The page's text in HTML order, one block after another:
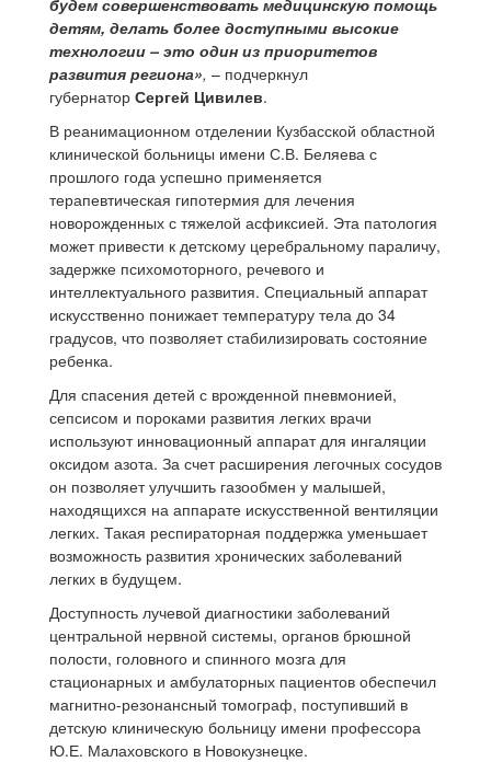
будем совершенствовать медицинскую помощь
детям, делать более доступными высокие
технологии – это один из приоритетов
развития региона», – подчеркнул
губернатор Сергей Цивилев.
В реанимационном отделении Кузбасской областной
клинической больницы имени С.В. Беляева с
прошлого года успешно применяется
терапевтическая гипотермия для лечения
новорожденных с тяжелой асфиксией. Эта патология
может привести к детскому церебральному параличу,
задержке психомоторного, речевого и
интеллектуального развития. Специальный аппарат
искусственно понижает температуру тела до 34
градусов, что позволяет стабилизировать состояние
ребенка.
Для спасения детей с врожденной пневмонией,
сепсисом и пороками развития легких врачи
используют инновационный аппарат для ингаляции
оксидом азота. За счет расширения легочных сосудов
он позволяет улучшить газообмен у малышей,
находящихся на аппарате искусственной вентиляции
легких. Такая респираторная поддержка уменьшает
возможность развития хронических заболеваний
легких в будущем.
Доступность лучевой диагностики заболеваний
центральной нервной системы, органов брюшной
полости, головного и спинного мозга для
стационарных и амбулаторных пациентов обеспечил
магнитно-резонансный томограф, поступивший в
детскую клиническую больницу имени профессора
Ю.Е. Малаховского в Новокузнецке.